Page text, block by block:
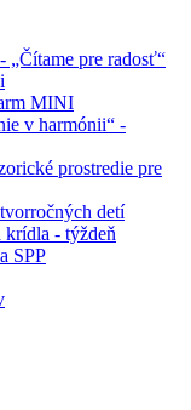
pre radosť“
MINI
v harmónii“ -
prostredie pre
detí
krídla - týždeň
SPP